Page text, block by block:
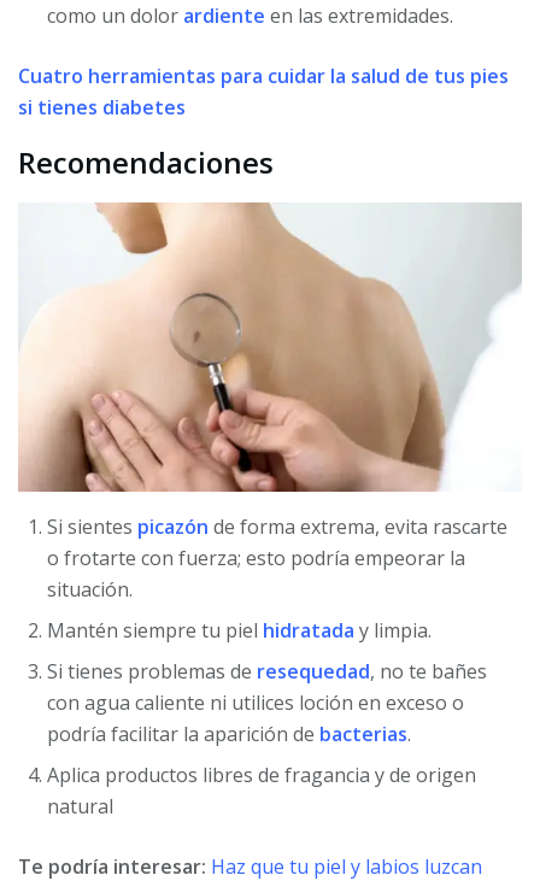
como un dolor ardiente en las extremidades.
Cuatro herramientas para cuidar la salud de tus pies
si tienes diabetes
Recomendaciones
Si sientes picazón de forma extrema, evita rascarte
o frotarte con fuerza; esto podría empeorar la
situación.
Mantén siempre tu piel hidratada y limpia.
Si tienes problemas de resequedad, no te bañes
con agua caliente ni utilices loción en exceso o
podría facilitar la aparición de bacterias.
Aplica productos libres de fragancia y de origen
natural
Te podría interesar: Haz que tu piel y labios luzcan